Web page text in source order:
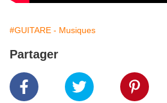
#GUITARE - Musiques
Partager